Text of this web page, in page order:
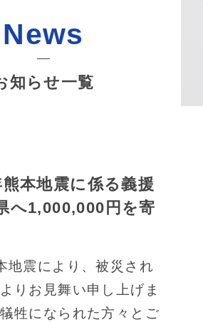
News
知らせ一覧
熊本地震に係る義援
へ1,000,000円を寄
地震により、被災され
りお見舞い申し上げま
牲になられた方々とご